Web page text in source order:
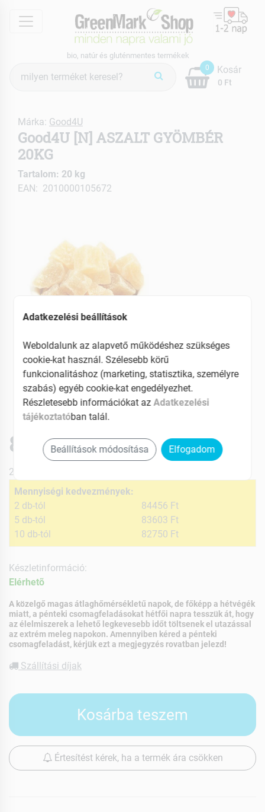
menu
bio, natúr és gluténmentes termékek
keresés
0
0 Ft
Kosár
Márka: Good4U
Good4U [N] ASZALT GYÖMBÉR
20KG
Tartalom: 20 kg
EAN: 2010000105672
85309 Ft
27% ÁFÁ-val , [4265 Ft/kg]
Mennyiségi kedvezmények:
2 db-tól
84456 Ft
5 db-tól
83603 Ft
10 db-tól
82750 Ft
Készletinformáció:
Elérhetõ
A közelgő magas átlaghőmérsékletű napok, de főképp a hétvégék
miatt, a pénteki csomagfeladásokat hétfői napra tesszük át, hogy
az élelmiszerek a lehető legkevesebb időt töltsenek el utazással
az extrém meleg napokon. Amennyiben kéred a pénteki
csomagfeladást, kérjük ezt a megjegyzés rovatban jelezd!
Szállítási díjak
Kosárba teszem
Értesítést kérek, ha a termék ára csökken
Adatkezelési beállítások
Weboldalunk az alapvető működéshez szükséges
cookie-kat használ. Szélesebb körű
funkcionalitáshoz (marketing, statisztika, személyre
szabás) egyéb cookie-kat engedélyezhet.
Részletesebb információkat azAdatkezelési
tájékoztatóban talál.
Beállítások módosítása Elfogadom